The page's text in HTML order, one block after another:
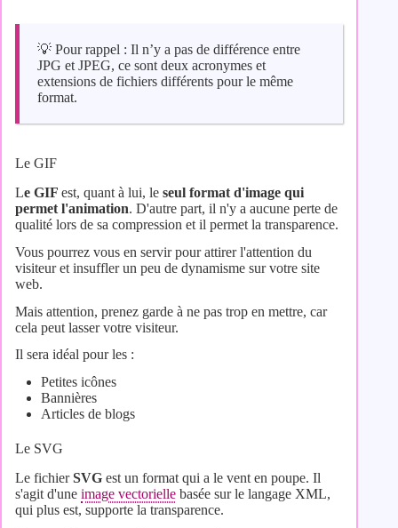
💡​ Pour rappel : Il n’y a pas de différence entre
JPG et JPEG, ce sont deux acronymes et
extensions de fichiers différents pour le même
format.
Le GIF
Le GIF est, quant à lui, le seul format d'image qui
permet l'animation. D'autre part, il n'y a aucune perte de
qualité lors de sa compression et il permet la transparence.
Vous pourrez vous en servir pour attirer l'attention du
visiteur et insuffler un peu de dynamisme sur votre site
web.
Mais attention, prenez garde à ne pas trop en mettre, car
cela peut lasser votre visiteur.
Il sera idéal pour les :
Petites icônes
Bannières
Articles de blogs
Le SVG
Le fichierSVG est un format qui a le vent en poupe. Il
s'agit d'une image vectorielle basée sur le langage XML,
qui plus est, supporte la transparence.